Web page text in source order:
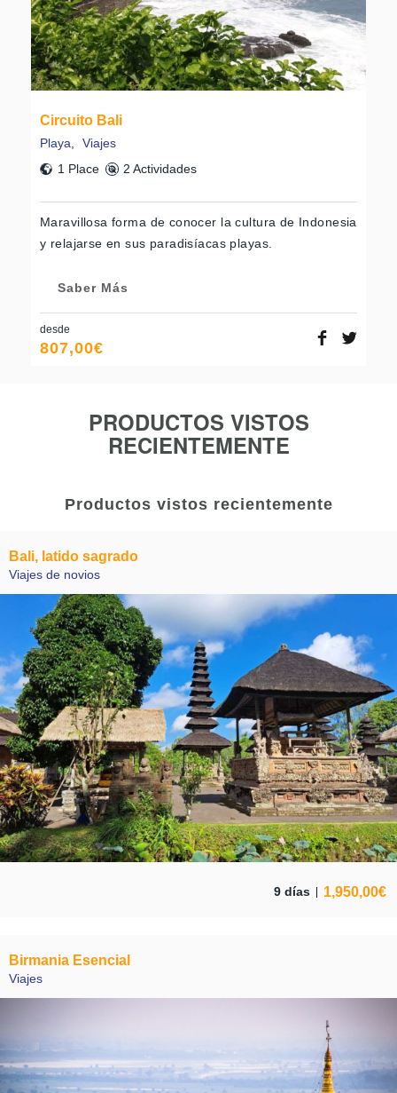
Circuito Bali
Playa
Viajes
1 Place
2 Actividades
Maravillosa forma de conocer la cultura de Indonesia
y relajarse en sus paradisíacas playas.
Saber Más
desde
807,00€
PRODUCTOS VISTOS
RECIENTEMENTE
Productos vistos recientemente
Bali, latido sagrado
Viajes de novios
9 días 1,950,00€
Birmania Esencial
Viajes